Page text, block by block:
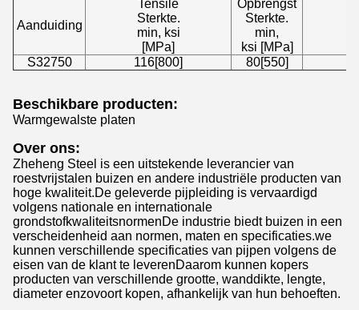
Aanduiding
Tensile
Sterkte.
min, ksi
[MPa]
Opbrengst
Sterkte.
min,
ksi [MPa]
S32750
116[800] 80[550]
Beschikbare producten:
Warmgewalste platen
Over ons:
Zheheng Steel is een uitstekende leverancier van
roestvrijstalen buizen en andere industriële producten van
hoge kwaliteit.De geleverde pijpleiding is vervaardigd
volgens nationale en internationale
grondstofkwaliteitsnormenDe industrie biedt buizen in een
verscheidenheid aan normen, maten en specificaties.we
kunnen verschillende specificaties van pijpen volgens de
eisen van de klant te leverenDaarom kunnen kopers
producten van verschillende grootte, wanddikte, lengte,
diameter enzovoort kopen, afhankelijk van hun behoeften.